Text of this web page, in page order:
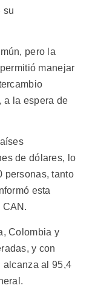
su
pero la
manejar
a la espera de
de dólares, lo
personas, tanto
esta
CAN.
Colombia y
y con
alcanza al 95,4